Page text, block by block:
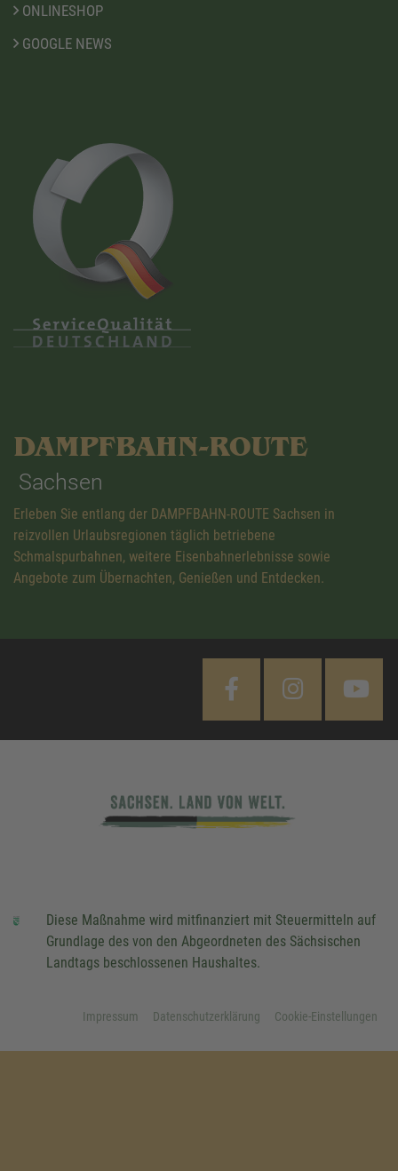
ONLINESHOP
GOOGLE NEWS
DAMPFBAHN-ROUTE
Sachsen
Erleben Sie entlang der DAMPFBAHN-ROUTE Sachsen in
reizvollen Urlaubsregionen täglich betriebene
Schmalspurbahnen, weitere Eisenbahnerlebnisse sowie
Angebote zum Übernachten, Genießen und Entdecken.
Diese Maßnahme wird mitfinanziert mit Steuermitteln auf
Grundlage des von den Abgeordneten des Sächsischen
Landtags beschlossenen Haushaltes.
Impressum Datenschutzerklärung Cookie-Einstellungen